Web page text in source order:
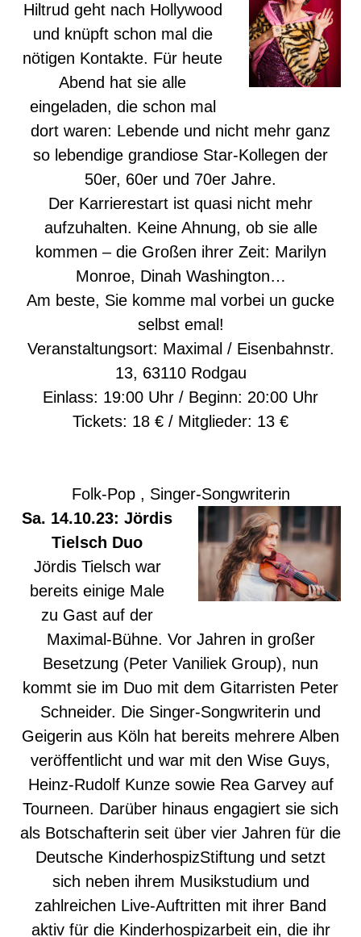
Hiltrud geht nach Hollywood
und knüpft schon mal die
nötigen Kontakte. Für heute
Abend hat sie alle
eingeladen, die schon mal
dort waren: Lebende und nicht mehr ganz
so lebendige grandiose Star-Kollegen der
50er, 60er und 70er Jahre.
Der Karrierestart ist quasi nicht mehr
aufzuhalten. Keine Ahnung, ob sie alle
kommen – die Großen ihrer Zeit: Marilyn
Monroe, Dinah Washington…
Am beste, Sie komme mal vorbei un gucke
selbst emal!
Veranstaltungsort: Maximal / Eisenbahnstr.
13, 63110 Rodgau
Einlass: 19:00 Uhr / Beginn: 20:00 Uhr
Tickets: 18 € / Mitglieder: 13 €
Folk-Pop , Singer-Songwriterin
Sa. 14.10.23: Jördis
Tielsch Duo
Jördis Tielsch war
bereits einige Male
zu Gast auf der
Maximal-Bühne. Vor Jahren in großer
Besetzung (Peter Vaniliek Group), nun
kommt sie im Duo mit dem Gitarristen Peter
Schneider. Die Singer-Songwriterin und
Geigerin aus Köln hat bereits mehrere Alben
veröffentlicht und war mit den Wise Guys,
Heinz-Rudolf Kunze sowie Rea Garvey auf
Tourneen. Darüber hinaus engagiert sie sich
als Botschafterin seit über vier Jahren für die
Deutsche KinderhospizStiftung und setzt
sich neben ihrem Musikstudium und
zahlreichen Live-Auftritten mit ihrer Band
aktiv für die Kinderhospizarbeit ein, die ihr